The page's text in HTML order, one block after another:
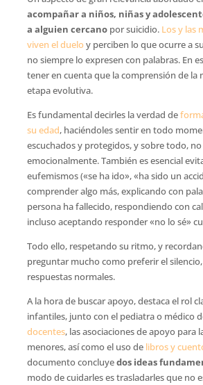
acompañar a niños, niñas y
a alguien cercanopor suicidio. Los y las
viven el duelo y perciben lo que ocurre a
no siempre lo expresen con palabras. En
tener en cuenta que la comprensión de la
etapa evolutiva.
Es fundamental decirles la verdad de
su edad, haciéndoles sentir en todo
escuchados y protegidos, y sobre todo,
emocionalmente. También es esencial
eufemismos («se ha ido», «ha sido un
comprender algo más, explicando con
persona ha fallecido, respondiendo con
incluso aceptando responder «no lo sé»
Todo ello, respetando su ritmo, y
preguntar mucho como preferir el
respuestas normales.
A la hora de buscar apoyo, destaca el rol
infantiles, junto con el pediatra o médico
docentes, las asociaciones de apoyo para
menores, así como el uso delibros y
documento concluyedos ideas
modo de cuidarles es trasladarles que no